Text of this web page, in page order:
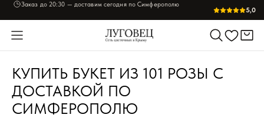
Заказ до 20:30 — доставим сегодня по Симферополю
Пришлём фото букета перед отправкой — согласуете лично 5,0
КУПИТЬ БУКЕТ ИЗ 101 РОЗЫ С
ДОСТАВКОЙ ПО
СИМФЕРОПОЛЮ